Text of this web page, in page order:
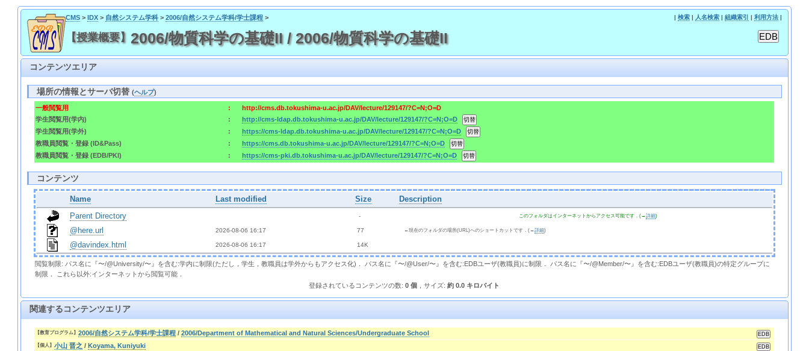
CMS> IDX> 自然システム学科> 2006/自然システム学科/学士課程> | 検索| 人名検索| 組織索引 | 利用方法|
【授業概要】 2006/物質科学の基礎II / 2006/物質科学の基礎II
コンテンツエリア
場所の情報とサーバ切替(ヘルプ)
一般閲覧用 :
http://cms.db.tokushima-u.ac.jp/DAV/lecture/129147/?C=N;O=D
学生閲覧用(学内)
:
http://cms-ldap.db.tokushima-u.ac.jp/DAV/lecture/129147/?C=N;O=D
学生閲覧用(学外)
:
https://cms-ldap.db.tokushima-u.ac.jp/DAV/lecture/129147/?C=N;O=D
教職員閲覧・登録 (ID&Pass)
:
https://cms.db.tokushima-u.ac.jp/DAV/lecture/129147/?C=N;O=D
教職員閲覧・登録 (EDB/PKI)
: https://cms-pki.db.tokushima-u.ac.jp/DAV/lecture/129147/?C=N;O=D
コンテンツ
Name Last modified Size
Description
Parent Directory
  -
このフォルダはインターネットからアクセス可能です．(→詳細)
@here.url 2026-08-06 16:17 77 ←現在のフォルダの場所(URL)へのショートカットです．(→詳細)
@davindex.html 2026-08-06 16:17 14K
閲覧制限: パス名に『〜/@University/〜』を含む:学内に制限(ただし，学生，教職員は学外からもアクセス化)． パス名に『〜/@User/〜』を含む:EDBユーザ(教職員)に制限． パス名に『〜/@Member/〜』を含む:EDBユーザ(教職員)の特定グループに
制限． これら以外:インターネットから閲覧可能．
登録されているコンテンツの数:0 個 ，サイズ:約 0.0 キロバイト
関連するコンテンツエリア
【教育プログラム】2006/自然システム学科/学士課程 /2006/Department of Mathematical and Natural Sciences/Undergraduate School
【個人】小山 晋之 /Koyama, Kuniyuki